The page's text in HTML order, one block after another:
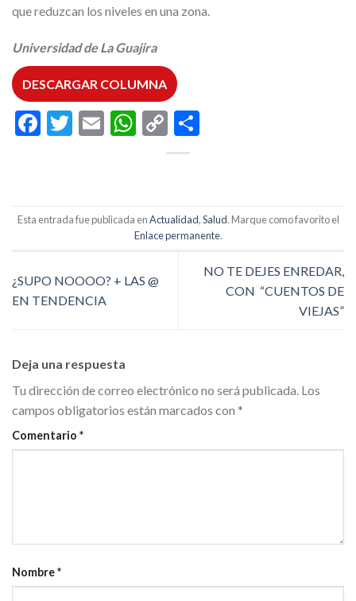
que reduzcan los niveles en una zona.
Universidad de La Guajira
DESCARGAR COLUMNA
Facebook
Twitter
EmailWhatsApp
Copy
Link
Esta entrada fue publicada enActualidad,Salud. Marque como favorito el
Enlace permanente.
¿SUPO NOOOO? + LAS @
EN TENDENCIA
NO TE DEJES ENREDAR,
CON “CUENTOS DE
VIEJAS”
Deja una respuesta
Tu dirección de correo electrónico no será publicada. Los
campos obligatorios están marcados con *
Comentario *
Nombre*